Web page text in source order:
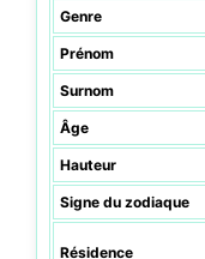
Genre
Prénom
Surnom
Âge
Hauteur
Signe du zodiaque
Résidence